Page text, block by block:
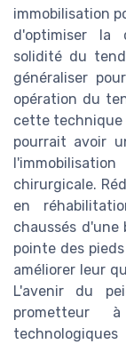
immobilisation
d'optimiser la
solidité du
généraliser
opération du
cette technique
pourrait avoir
chirurgicale.
en
chaussés
pointe des
améliorer leur
L'avenir du
prometteur